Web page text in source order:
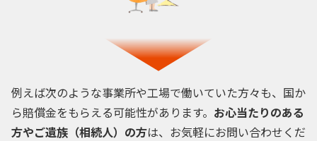
例えば次のような事業所や工場で働いていた方々も、国か
ら賠償金をもらえる可能性があります。 お心当たりのある
方やご遺族（相続人）の方は、お気軽にお問い合わせくだ